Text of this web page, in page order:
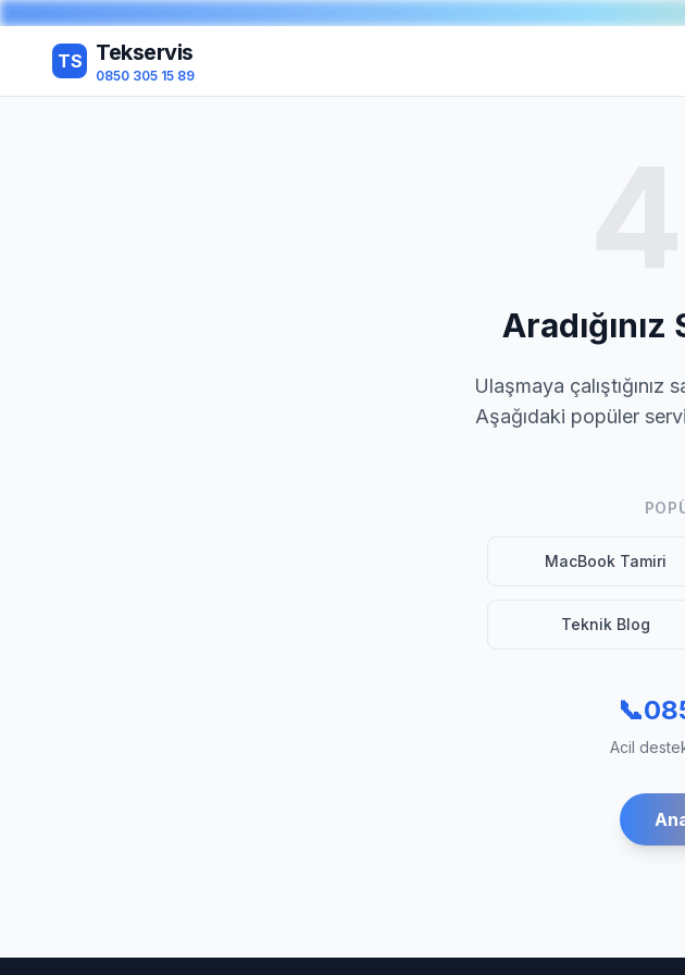
TS Tekservis
0850 305 15 89
Ulaşmaya çalıştığınız
Aşağıdaki popüler
MacBook Tamiri
Teknik Blog
📞
Acil